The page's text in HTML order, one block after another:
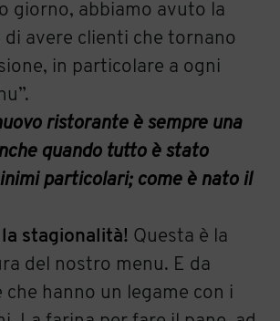
giorno, abbiamo avuto la
di avere clienti che tornano
in particolare a ogni
ristorante è sempre una
quando tutto è stato
particolari; come è nato il
stagionalità! Questa è la
del nostro menu. E da
hanno un legame con i